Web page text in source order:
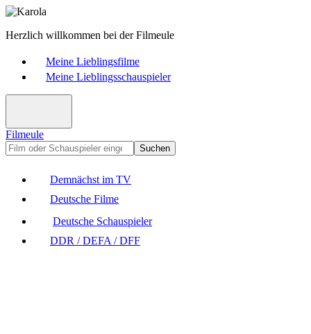
Herzlich willkommen bei der Filmeule
Meine Lieblingsfilme
Meine Lieblingsschauspieler
Filmeule
Suchen
Demnächst im TV
Deutsche Filme
Deutsche Schauspieler
DDR / DEFA / DFF